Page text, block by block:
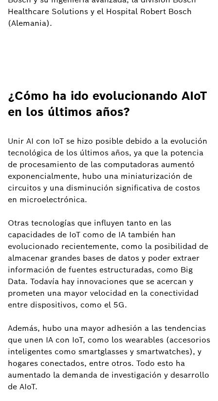
Healthcare Solutions y el Hospital Robert Bosch
(Alemania).
¿Cómo ha ido evolucionando AIoT
en los últimos años?
Unir AI con IoT se hizo posible debido a la evolución
tecnológica de los últimos años, ya que la potencia
de procesamiento de las computadoras aumentó
exponencialmente, hubo una miniaturización de
circuitos y una disminución significativa de costos
en microelectrónica.
Otras tecnologías que influyen tanto en las
capacidades de IoT como de IA también han
evolucionado recientemente, como la posibilidad de
almacenar grandes bases de datos y poder extraer
información de fuentes estructuradas, como Big
Data. Todavía hay innovaciones que se acercan y
prometen una mayor velocidad en la conectividad
entre dispositivos, como el 5G.
Además, hubo una mayor adhesión a las tendencias
que unen IA con IoT, como los wearables (accesorios
inteligentes como smartglasses y smartwatches), y
hogares conectados, entre otros. Todo esto ha
aumentado la demanda de investigación y desarrollo
de AIoT.